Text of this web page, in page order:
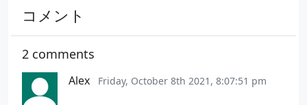
コメント
2 comments
Alex Friday, October 8th 2021, 8:07:51 pm